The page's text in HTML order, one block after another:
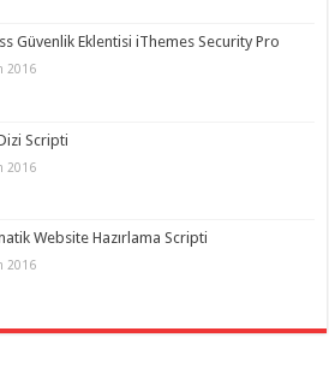
Güvenlik Eklentisi iThemes Security Pro
2016
Scripti
2016
Website Hazırlama Scripti
2016